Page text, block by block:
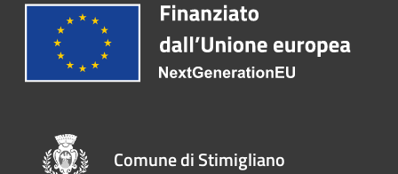
Comune di Stimigliano